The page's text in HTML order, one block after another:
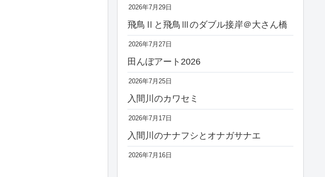
2026年7月29日
飛鳥Ⅱと飛鳥Ⅲのダブル接岸＠大さん橋
2026年7月27日
田んぼアート2026
2026年7月25日
入間川のカワセミ
2026年7月17日
入間川のナナフシとオナガサナエ
2026年7月16日